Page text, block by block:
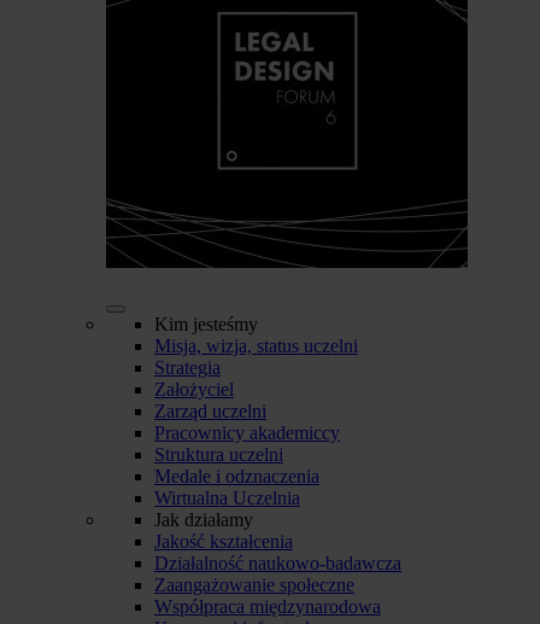
Kim jesteśmy
Misja, wizja, status uczelni
Strategia
Założyciel
Zarząd uczelni
Pracownicy akademiccy
Struktura uczelni
Medale i odznaczenia
Wirtualna Uczelnia
Jak działamy
Jakość kształcenia
Działalność naukowo-badawcza
Zaangażowanie społeczne
Współpraca międzynarodowa